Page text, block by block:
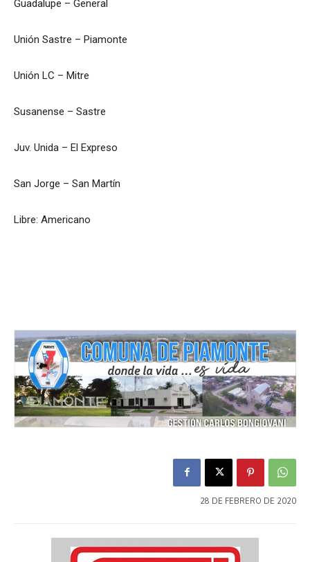
Guadalupe – General
Unión Sastre – Piamonte
Unión LC – Mitre
Susanense – Sastre
Juv. Unida – El Expreso
San Jorge – San Martín
Libre: Americano
28 DE FEBRERO DE 2020